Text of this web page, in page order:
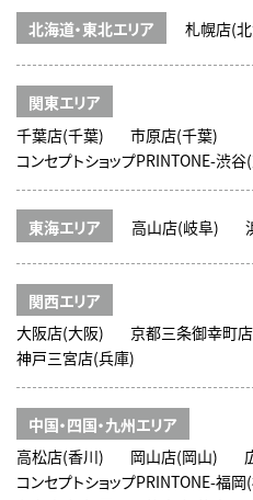
北海道・東北エリア 札幌店(
関東エリア
千葉店(千葉)
市原店(千葉)
コンセプトショップPRINTONE-渋
東海エリア 高山店(岐阜)
関西エリア
大阪店(大阪)
京都三条御幸町
神戸三宮店(兵庫)
中国・四国・九州エリア
高松店(香川)
岡山店(岡山)
コンセプトショップPRINTONE-福